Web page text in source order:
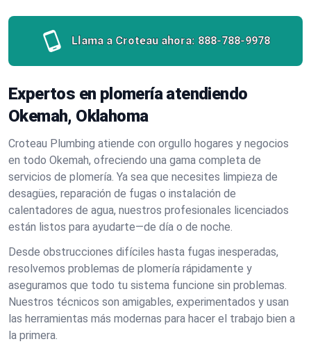
Llama a Croteau ahora: 888-788-9978
Expertos en plomería atendiendo
Okemah, Oklahoma
Croteau Plumbing atiende con orgullo hogares y negocios
en todo Okemah, ofreciendo una gama completa de
servicios de plomería. Ya sea que necesites limpieza de
desagües, reparación de fugas o instalación de
calentadores de agua, nuestros profesionales licenciados
están listos para ayudarte—de día o de noche.
Desde obstrucciones difíciles hasta fugas inesperadas,
resolvemos problemas de plomería rápidamente y
aseguramos que todo tu sistema funcione sin problemas.
Nuestros técnicos son amigables, experimentados y usan
las herramientas más modernas para hacer el trabajo bien a
la primera.